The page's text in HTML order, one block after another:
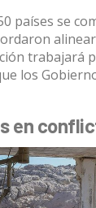
países se
trabajará
los
en